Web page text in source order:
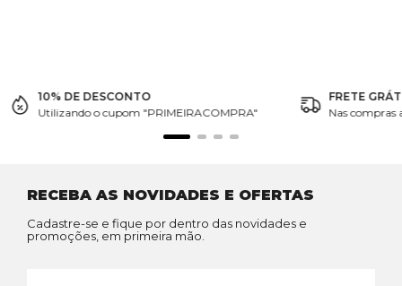
10% DE DESCONTO
Utilizando o cupom "PRIMEIRACOMPRA"
FRETE
Nas compras
RECEBA AS NOVIDADES E OFERTAS
Cadastre-se e fique por dentro das novidades e
promoções, em primeira mão.